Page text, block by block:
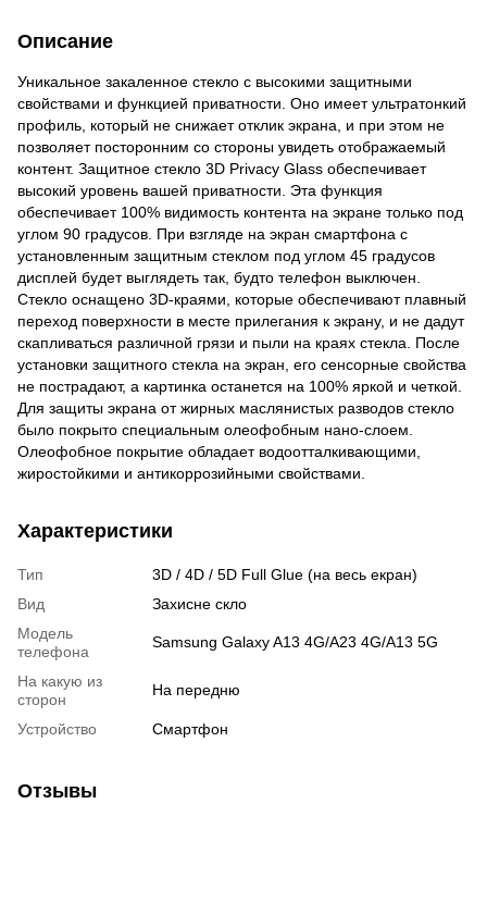
Описание
Уникальное закаленное стекло с высокими защитными
свойствами и функцией приватности. Оно имеет ультратонкий
профиль, который не снижает отклик экрана, и при этом не
позволяет посторонним со стороны увидеть отображаемый
контент. Защитное стекло 3D Privacy Glass обеспечивает
высокий уровень вашей приватности. Эта функция
обеспечивает 100% видимость контента на экране только под
углом 90 градусов. При взгляде на экран смартфона с
установленным защитным стеклом под углом 45 градусов
дисплей будет выглядеть так, будто телефон выключен.
Стекло оснащено 3D-краями, которые обеспечивают плавный
переход поверхности в месте прилегания к экрану, и не дадут
скапливаться различной грязи и пыли на краях стекла. После
установки защитного стекла на экран, его сенсорные свойства
не пострадают, а картинка останется на 100% яркой и четкой.
Для защиты экрана от жирных маслянистых разводов стекло
было покрыто специальным олеофобным нано-слоем.
Олеофобное покрытие обладает водоотталкивающими,
жиростойкими и антикоррозийными свойствами.
Характеристики
Тип
3D / 4D / 5D Full Glue (на весь екран)
Вид
Захисне скло
Модель
телефона
Samsung Galaxy A13 4G/A23 4G/A13 5G
На какую из
сторон
На передню
Устройство Смартфон
Отзывы